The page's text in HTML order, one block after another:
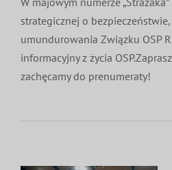
strategicznej o
umundurowania Związku OSP
informacyjny z życia
zachęcamy do prenumeraty!